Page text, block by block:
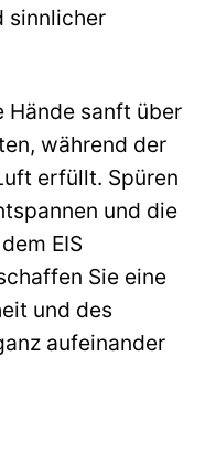
sinnlicher
Hände sanft über
während der
erfüllt. Spüren
und die
EIS
Sie eine
und des
aufeinander